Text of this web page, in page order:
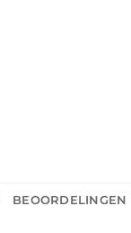
BEOORDELINGEN